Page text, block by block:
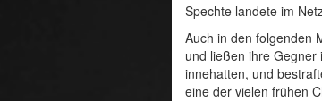
Spechte landete im
Auch in den folgenden
und ließen ihre Gegner
innehatten, und
eine der vielen frühen